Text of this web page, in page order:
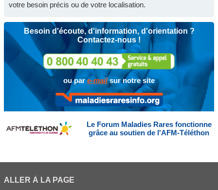
votre besoin précis ou de votre localisation.
Besoin d'écoute, d'information, d'orientation ?
Contactez-nous !
ou pare-mailsur notre site
Le Forum Maladies Rares fonctionne
grâce au soutien de l'AFM-Téléthon
ALLER À LA PAGE